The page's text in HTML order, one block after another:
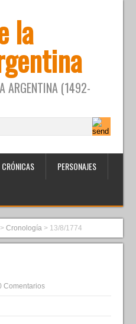
la
ARGENTINA (1492-
CRÓNICAS PERSONAJES
>Cronología > 13/8/1774
Comentarios